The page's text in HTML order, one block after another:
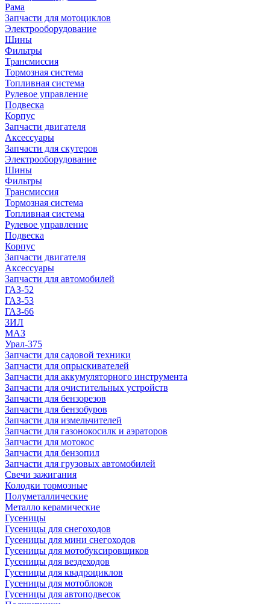
Рама
Запчасти для мотоциклов
Электрооборудование
Шины
Фильтры
Трансмиссия
Тормозная система
Топливная система
Рулевое управление
Подвеска
Корпус
Запчасти двигателя
Аксессуары
Запчасти для скутеров
Электрооборудование
Шины
Фильтры
Трансмиссия
Тормозная система
Топливная система
Рулевое управление
Подвеска
Корпус
Запчасти двигателя
Аксессуары
Запчасти для автомобилей
ГАЗ-52
ГАЗ-53
ГАЗ-66
ЗИЛ
МАЗ
Урал-375
Запчасти для садовой техники
Запчасти для опрыскивателей
Запчасти для аккумуляторного инструмента
Запчасти для очистительных устройств
Запчасти для бензорезов
Запчасти для бензобуров
Запчасти для измельчителей
Запчасти для газонокосилк и аэраторов
Запчасти для мотокос
Запчасти для бензопил
Запчасти для грузовых автомобилей
Свечи зажигания
Колодки тормозные
Полуметаллические
Металло керамические
Гусеницы
Гусеницы для снегоходов
Гусеницы для мини снегоходов
Гусеницы для мотобуксировщиков
Гусеницы для вездеходов
Гусеницы для квадроциклов
Гусеницы для мотоблоков
Гусеницы для автоподвесок